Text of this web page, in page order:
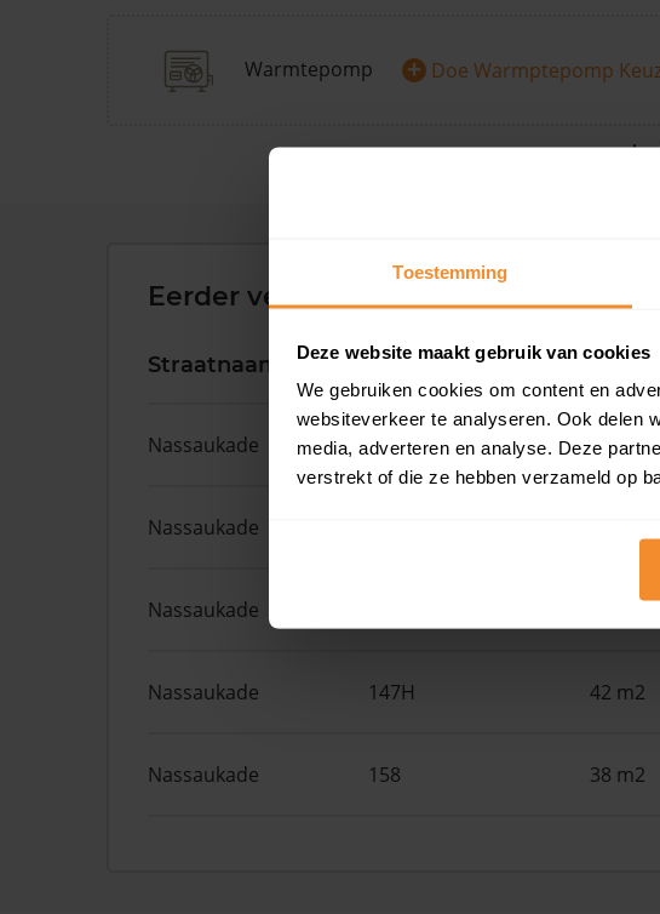
Toestemming
Deze website maakt gebruik van cookies
We gebruiken cookies om content en
websiteverkeer te analyseren. Ook delen
media, adverteren en analyse. Deze
verstrekt of die ze hebben verzameld op
Warmtepomp + Doe Warmptepomp
Eerder verkochte woningen in de
Straatnaam Huisnr.
Nassaukade 161F 39 m2
Nassaukade
Nassaukade 94 m2
Nassaukade 147H 42 m2
Nassaukade 158 38 m2